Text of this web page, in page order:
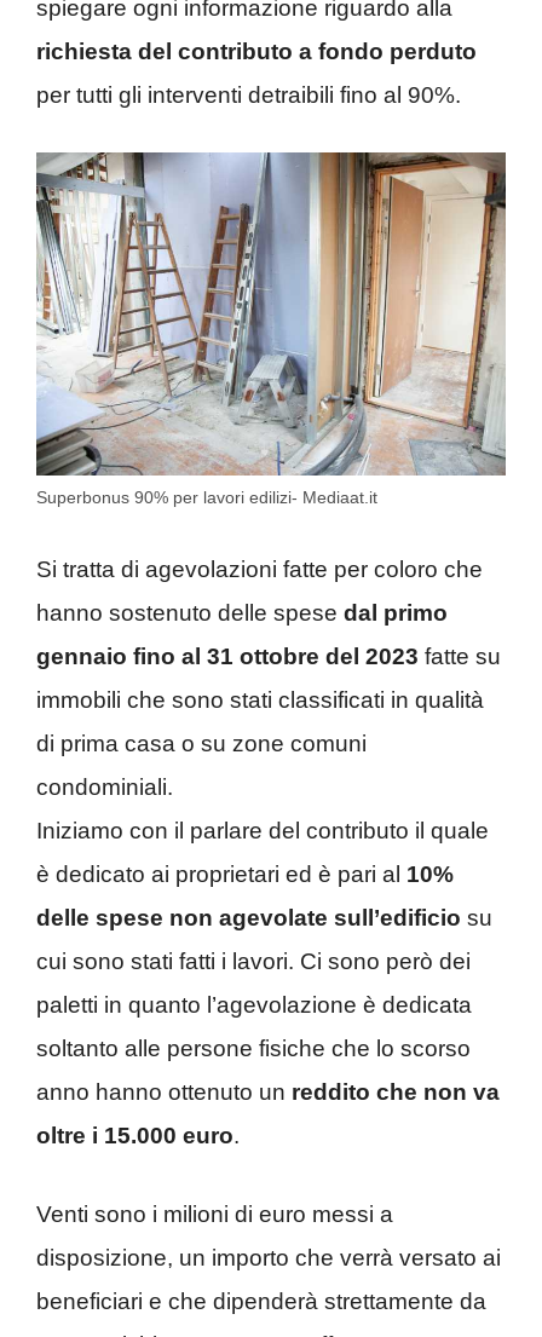
spiegare ogni informazione riguardo alla
richiesta del contributo a fondo perduto
per tutti gli interventi detraibili fino al 90%.
Superbonus 90% per lavori edilizi- Mediaat.it
Si tratta di agevolazioni fatte per coloro che
hanno sostenuto delle spese dal primo
gennaio fino al 31 ottobre del 2023 fatte su
immobili che sono stati classificati in qualità
di prima casa o su zone comuni
condominiali.
Iniziamo con il parlare del contributo il quale
è dedicato ai proprietari ed è pari al 10%
delle spese non agevolate sull’edificio su
cui sono stati fatti i lavori. Ci sono però dei
paletti in quanto l’agevolazione è dedicata
soltanto alle persone fisiche che lo scorso
anno hanno ottenuto un reddito che non va
oltre i 15.000 euro.
Venti sono i milioni di euro messi a
disposizione, un importo che verrà versato ai
beneficiari e che dipenderà strettamente da